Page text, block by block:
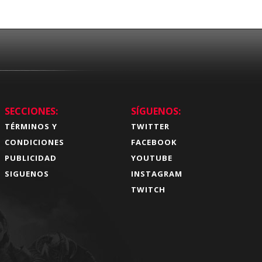
SECCIONES:
TÉRMINOS Y
CONDICIONES
PUBLICIDAD
SIGUENOS
SÍGUENOS:
TWITTER
FACEBOOK
YOUTUBE
INSTAGRAM
TWITCH